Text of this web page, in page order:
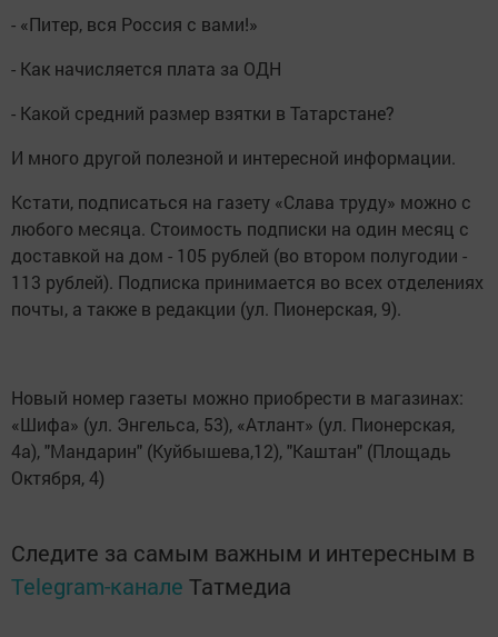
- «Питер, вся Россия с вами!»
- Как начисляется плата за ОДН
- Какой средний размер взятки в Татарстане?
И много другой полезной и интересной информации.
Кстати, подписаться на газету «Слава труду» можно с
любого месяца. Стоимость подписки на один месяц с
доставкой на дом - 105 рублей (во втором полугодии -
113 рублей). Подписка принимается во всех отделениях
почты, а также в редакции (ул. Пионерская, 9).
Новый номер газеты можно приобрести в магазинах:
«Шифа» (ул. Энгельса, 53), «Атлант» (ул. Пионерская,
4а), "Мандарин" (Куйбышева,12), "Каштан" (Площадь
Октября, 4)
Следите за самым важным и интересным в
Telegram-канале Татмедиа